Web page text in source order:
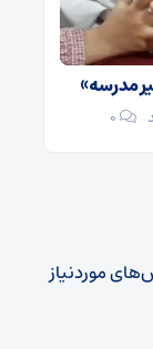
مدرسه»
۰
موردنیاز